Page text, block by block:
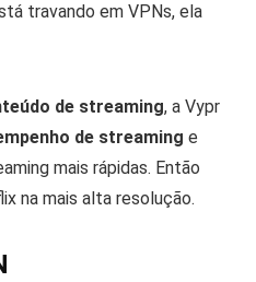
travando em VPNs, ela
de streaming, a Vypr
de streaming e
mais rápidas. Então
na mais alta resolução.